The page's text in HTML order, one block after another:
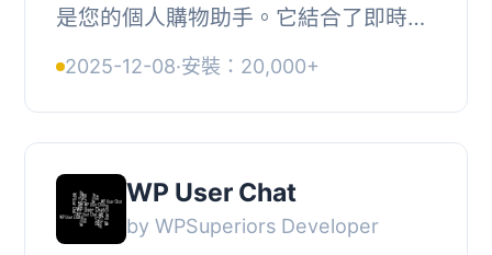
是您的個人購物助手。它結合了即時聊
助您將訪客轉化為忠實顧客。
Smartsupp 是歐洲最...
2025-12-08·安裝：20,000+
WP User Chat
by WPSuperiors Developer